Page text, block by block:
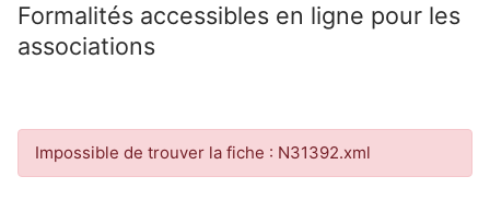
Formalités accessibles en ligne pour les
associations
Impossible de trouver la fiche : N31392.xml